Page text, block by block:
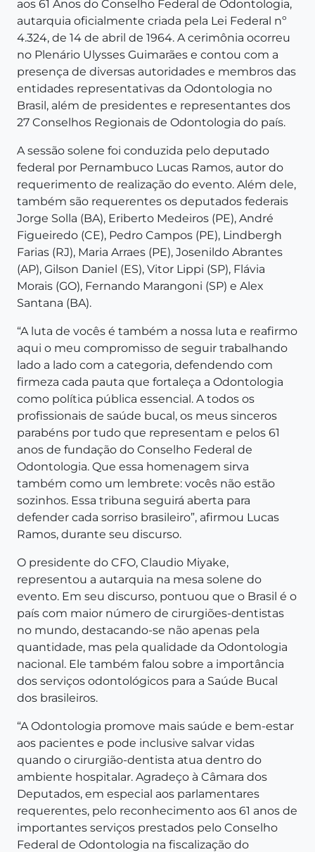
aos 61 Anos do Conselho Federal de Odontologia,
autarquia oficialmente criada pela Lei Federal nº
4.324, de 14 de abril de 1964. A cerimônia ocorreu
no Plenário Ulysses Guimarães e contou com a
presença de diversas autoridades e membros das
entidades representativas da Odontologia no
Brasil, além de presidentes e representantes dos
27 Conselhos Regionais de Odontologia do país.
A sessão solene foi conduzida pelo deputado
federal por Pernambuco Lucas Ramos, autor do
requerimento de realização do evento. Além dele,
também são requerentes os deputados federais
Jorge Solla (BA), Eriberto Medeiros (PE), André
Figueiredo (CE), Pedro Campos (PE), Lindbergh
Farias (RJ), Maria Arraes (PE), Josenildo Abrantes
(AP), Gilson Daniel (ES), Vitor Lippi (SP), Flávia
Morais (GO), Fernando Marangoni (SP) e Alex
Santana (BA).
“A luta de vocês é também a nossa luta e reafirmo
aqui o meu compromisso de seguir trabalhando
lado a lado com a categoria, defendendo com
firmeza cada pauta que fortaleça a Odontologia
como política pública essencial. A todos os
profissionais de saúde bucal, os meus sinceros
parabéns por tudo que representam e pelos 61
anos de fundação do Conselho Federal de
Odontologia. Que essa homenagem sirva
também como um lembrete: vocês não estão
sozinhos. Essa tribuna seguirá aberta para
defender cada sorriso brasileiro”, afirmou Lucas
Ramos, durante seu discurso.
O presidente do CFO, Claudio Miyake,
representou a autarquia na mesa solene do
evento. Em seu discurso, pontuou que o Brasil é o
país com maior número de cirurgiões-dentistas
no mundo, destacando-se não apenas pela
quantidade, mas pela qualidade da Odontologia
nacional. Ele também falou sobre a importância
dos serviços odontológicos para a Saúde Bucal
dos brasileiros.
“A Odontologia promove mais saúde e bem-estar
aos pacientes e pode inclusive salvar vidas
quando o cirurgião-dentista atua dentro do
ambiente hospitalar. Agradeço à Câmara dos
Deputados, em especial aos parlamentares
requerentes, pelo reconhecimento aos 61 anos de
importantes serviços prestados pelo Conselho
Federal de Odontologia na fiscalização do